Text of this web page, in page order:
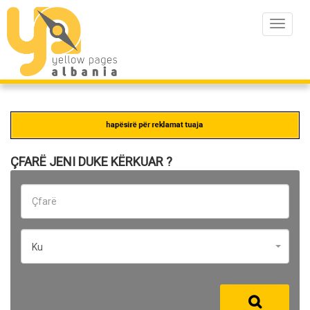
Toggle
ÇFARË JENI DUKE KËRKUAR ?
Ku